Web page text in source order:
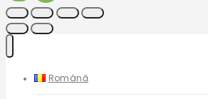
Română